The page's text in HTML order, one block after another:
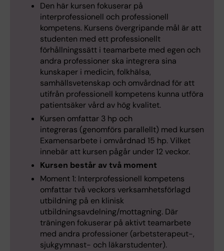
Den här kursen fokuserar på
interprofessionell och professionell
kompetens. Kursens övergripande mål är att
studenten med ett professionellt
förhållningssätt i teamarbete med egen och
andra professioner ska integrera sina
kunskaper i medicin, folkhälsa,
samhällsvetenskap och omvårdnad för att
utifrån professionell kompetens kunna utföra
patientsäker vård av hög kvalitet.
Kursen omfattar 3 hp och
integreras (genomförs parallellt) med kursen
Examensarbete i omvårdnad 15 hp. Vilket
innebär att kursen pågår under 12 veckor.
Kursen består av två moment
Moment 1: Interprofessionell kompetens
omfattar två veckors verksamhetsförlagd
utbildning på en klinisk
utbildningsavdelning/mottagning. Där
träningen fokuserar på aktivt teamarbete
med andra professioner (arbetsterapeut-,
sjukgymnast- och läkarstudenter).